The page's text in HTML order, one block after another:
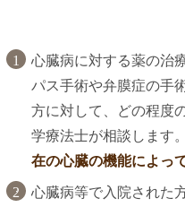
心臓病に対する薬の治
パス手術や弁膜症の手
方に対して、どの程度
学療法士が相談します。
在の心臓の機能によっ
心臓病等で入院された